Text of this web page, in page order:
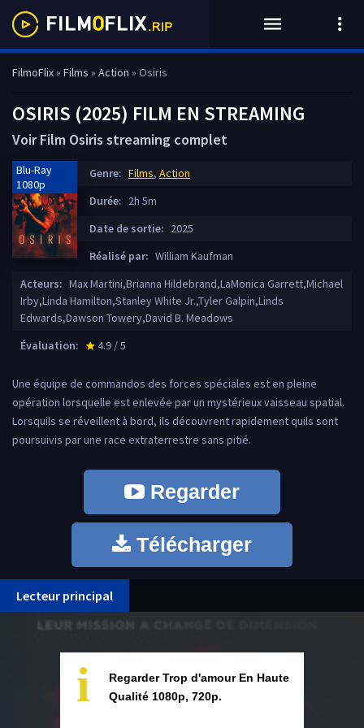
FilmoFlix» Films » Action » Osiris
OSIRIS (2025) FILM EN STREAMING
Voir Film Osiris streaming complet
Blu-Ray
1080p
Genre: Films, Action
Durée: 2h 5m
Date de sortie: 2025
Réalisé par: William Kaufman
Acteurs: Max Martini,Brianna Hildebrand,LaMonica Garrett,Michael
Irby,Linda Hamilton,Stanley White Jr.,Tyler Galpin,Linds
Edwards,Dawson Towery,David B. Meadows
Évaluation:
star_rate
4.9 / 5
Une équipe de commandos des forces spéciales est en pleine
opération lorsquelle est enlevée par un mystérieux vaisseau spatial.
Lorsquils se réveillent à bord, ils découvrent rapidement quils sont
poursuivis par une race extraterrestre sans pitié.
Regarder
Télécharger
Lecteur principal
i
Regarder Trop d'amour En Haute
Qualité 1080p, 720p.